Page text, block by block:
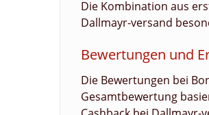
Die Kombination aus
Dallmayr-versand
Bewertungen und
Die Bewertungen bei
Gesamtbewertung